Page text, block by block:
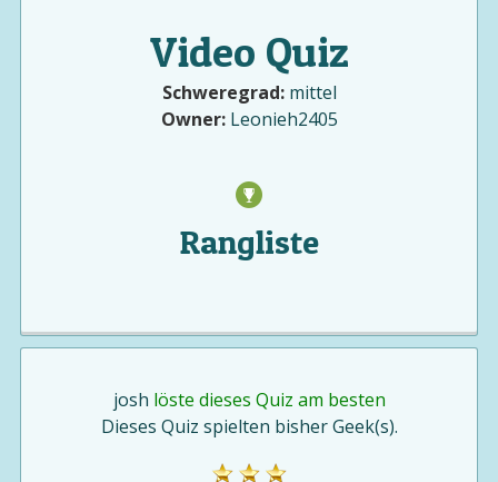
Video Quiz
Schweregrad:mittel
Owner: Leonieh2405
Rangliste
josh löste dieses Quiz am besten
Dieses Quiz spielten bisher Geek(s).